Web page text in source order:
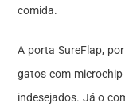
comida.
A porta SureFlap,
gatos com
indesejados. Já o